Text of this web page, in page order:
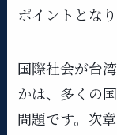
ポイントとなり
国際社会が台
かは、多くの
問題です。次